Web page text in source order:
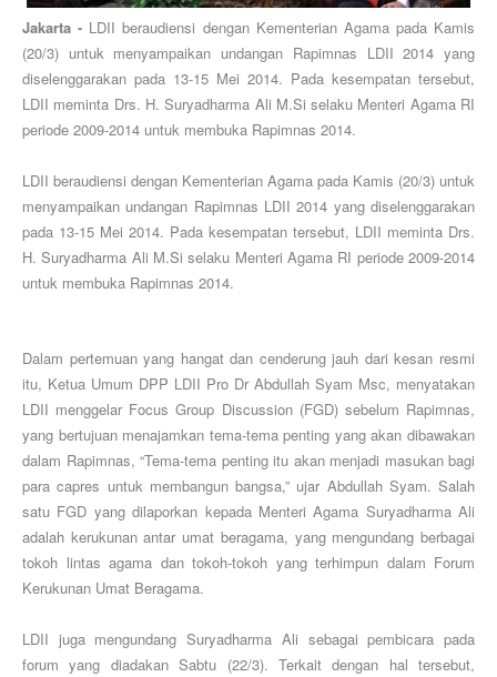
Jakarta - LDII beraudiensi dengan Kementerian Agama pada Kamis
(20/3) untuk menyampaikan undangan Rapimnas LDII 2014 yang
diselenggarakan pada 13-15 Mei 2014. Pada kesempatan tersebut,
LDII meminta Drs. H. Suryadharma Ali M.Si selaku Menteri Agama RI
periode 2009-2014 untuk membuka Rapimnas 2014.
LDII beraudiensi dengan Kementerian Agama pada Kamis (20/3) untuk
menyampaikan undangan Rapimnas LDII 2014 yang diselenggarakan
pada 13-15 Mei 2014. Pada kesempatan tersebut, LDII meminta Drs.
H. Suryadharma Ali M.Si selaku Menteri Agama RI periode 2009-2014
untuk membuka Rapimnas 2014.
Dalam pertemuan yang hangat dan cenderung jauh dari kesan resmi
itu, Ketua Umum DPP LDII Pro Dr Abdullah Syam Msc, menyatakan
LDII menggelar Focus Group Discussion (FGD) sebelum Rapimnas,
yang bertujuan menajamkan tema-tema penting yang akan dibawakan
dalam Rapimnas, “Tema-tema penting itu akan menjadi masukan bagi
para capres untuk membangun bangsa,” ujar Abdullah Syam. Salah
satu FGD yang dilaporkan kepada Menteri Agama Suryadharma Ali
adalah kerukunan antar umat beragama, yang mengundang berbagai
tokoh lintas agama dan tokoh-tokoh yang terhimpun dalam Forum
Kerukunan Umat Beragama.
LDII juga mengundang Suryadharma Ali sebagai pembicara pada
forum yang diadakan Sabtu (22/3). Terkait dengan hal tersebut,